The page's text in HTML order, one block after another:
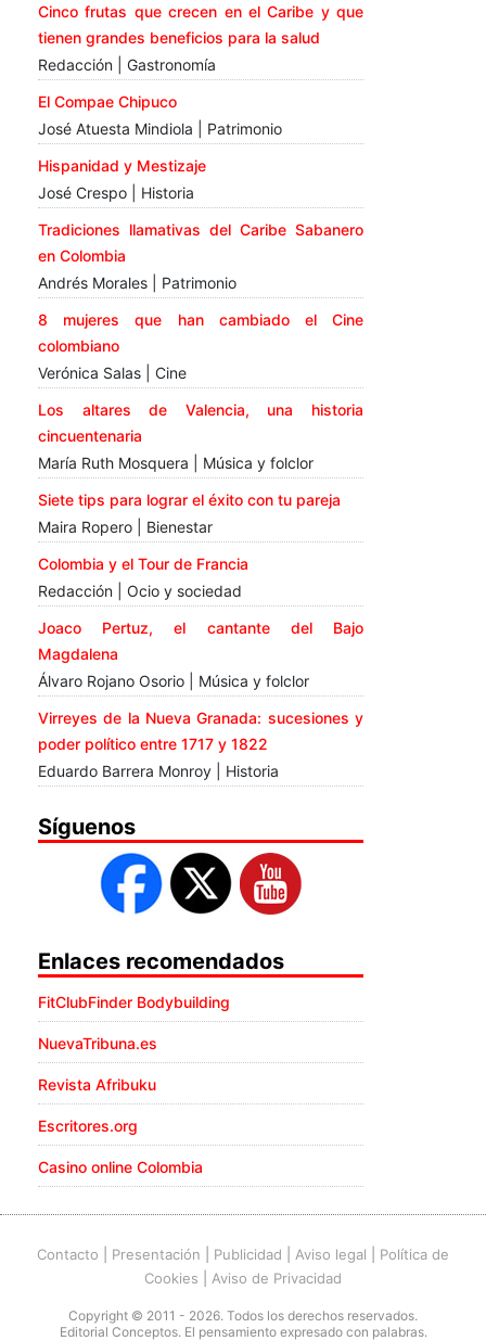
Cinco frutas que crecen en el Caribe y que
tienen grandes beneficios para la salud
Redacción | Gastronomía
El Compae Chipuco
José Atuesta Mindiola | Patrimonio
Hispanidad y Mestizaje
José Crespo | Historia
Tradiciones llamativas del Caribe Sabanero
en Colombia
Andrés Morales | Patrimonio
8 mujeres que han cambiado el Cine
colombiano
Verónica Salas | Cine
Los altares de Valencia, una historia
cincuentenaria
María Ruth Mosquera | Música y folclor
Siete tips para lograr el éxito con tu pareja
Maira Ropero | Bienestar
Colombia y el Tour de Francia
Redacción | Ocio y sociedad
Joaco Pertuz, el cantante del Bajo
Magdalena
Álvaro Rojano Osorio | Música y folclor
Virreyes de la Nueva Granada: sucesiones y
poder político entre 1717 y 1822
Eduardo Barrera Monroy | Historia
Síguenos
Enlaces recomendados
FitClubFinder Bodybuilding
NuevaTribuna.es
Revista Afribuku
Escritores.org
Casino online Colombia
Contacto Presentación Publicidad Aviso legal
Política de
Cookies
Aviso de Privacidad
Copyright © 2011 - 2026. Todos los derechos reservados.
Editorial Conceptos. El pensamiento expresado con palabras.